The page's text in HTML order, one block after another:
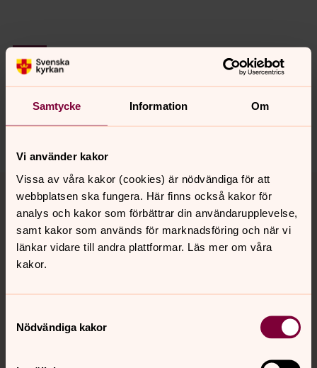
Samtycke Information Om
Vi använder kakor
Vissa av våra kakor (cookies) är nödvändiga för att
webbplatsen ska fungera. Här finns också kakor för
analys och kakor som förbättrar din användarupplevelse,
samt kakor som används för marknadsföring och när vi
länkar vidare till andra plattformar. Läs mer om våra
kakor.
Nödvändiga kakor
Synpunkter eller frågor på sidans
innehåll?
motala.forsamling@svenskakyrkan.se
Tillbaka till toppen
Tillbaka till innehållet
Kontakt